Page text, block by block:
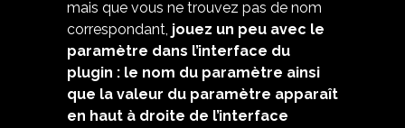
mais que vous ne trouvez pas de nom
correspondant, jouez un peu avec le
paramètre dans l’interface du
plugin : le nom du paramètre ainsi
que la valeur du paramètre apparaît
en haut à droite de l’interface